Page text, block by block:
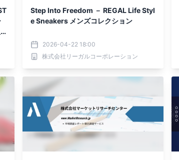
Step Into Freedom － REGAL Life Styl
e Sneakers メンズコレクション
2026-04-22 18:00
株式会社リーガルコーポレーション